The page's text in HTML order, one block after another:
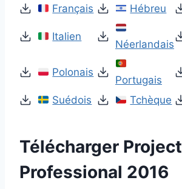
Français
Hébreu
Italien
Néerlandais
Polonais
Portugais
Suédois Tchèque
Télécharger Project
Professional 2016